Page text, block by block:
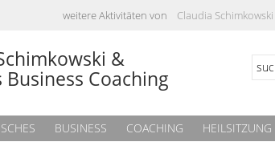
weitere Aktivitäten von Claudia Schimkowski
&
Business Coaching
BUSINESS COACHING HEILSITZUNG